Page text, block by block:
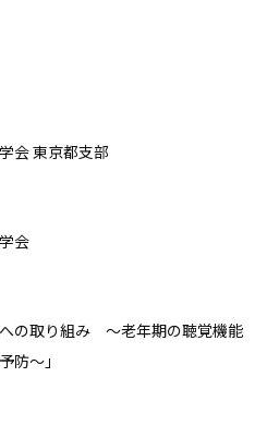
会 東京都支部
会
への取り組み 〜老年期の聴覚機能
防〜」